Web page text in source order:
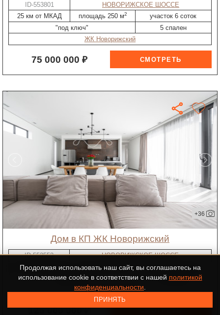
ID-553801
НОВОРИЖСКОЕ ШОССЕ
25 км от МКАД
площадь 250 м2
участок 6 соток
"под ключ"
5 спален
ЖК Новорижский
75 000 000 ₽
+36
дом в КП ЖК Новорижский
ID-553553
НОВОРИЖСКОЕ ШОССЕ
25 км от МКАД
площадь 310 м
участок 12 соток
"под ключ"
4 спальни
ЖК Новорижский
125 000 000 ₽
Продолжая использовать наш сайт, вы соглашаетесь на
использование cookie в соответствии с нашей политикой
конфиденциальности
ПРИНЯТЬ